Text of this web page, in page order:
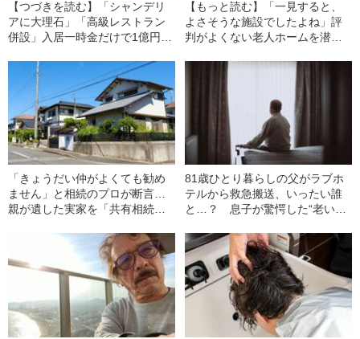
【つづきを読む】「シャンデリ
アに大理石」「高級レストラン
併設」入居一時金だけで1億円…
ざる実態
【もっと読む】「一見すると、
よさそうな施設でしたよね」評
判がよくない老人ホームを潜入
が“気がついたこと”とは
「きょうだい仲がよくても勧め
ません」と相続のプロが断言…
親が遺した実家を「共有相続」
81歳ひとり暮らしの父がラブホ
テルから救急搬送、いったい誰
と…？ 息子が驚愕した“老いた